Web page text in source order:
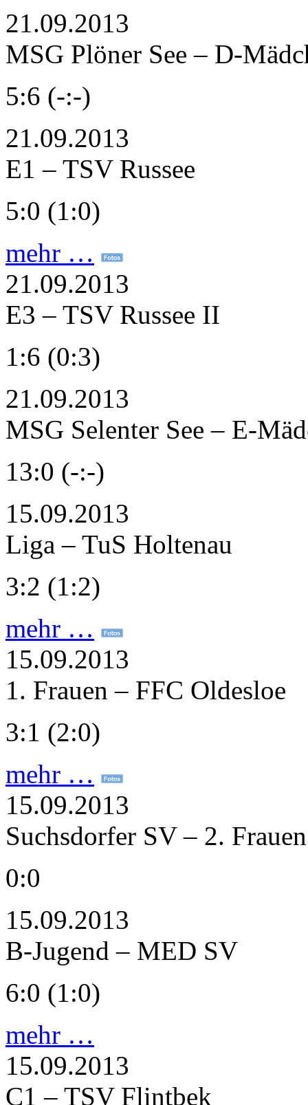
21.09.2013
MSG Plöner See – D-
5:6 (-:-)
21.09.2013
E1 – TSV Russee
5:0 (1:0)
mehr …
21.09.2013
E3 – TSV Russee II
1:6 (0:3)
21.09.2013
MSG Selenter See – E-
13:0 (-:-)
15.09.2013
Liga – TuS Holtenau
3:2 (1:2)
mehr …
15.09.2013
1. Frauen – FFC Oldesloe
3:1 (2:0)
mehr …
15.09.2013
Suchsdorfer SV – 2. Frauen
0:0
15.09.2013
B-Jugend – MED SV
6:0 (1:0)
mehr …
15.09.2013
C1 – TSV Flintbek